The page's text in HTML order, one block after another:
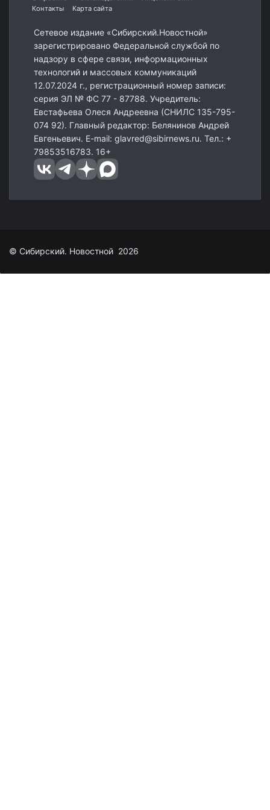
Контакты
Карта сайта
Сетевое издание «Сибирский.Новостной»
зарегистрировано Федеральной службой по
надзору в сфере связи, информационных
технологий и массовых коммуникаций
12.07.2024 г., регистрационный номер записи:
серия ЭЛ № ФС 77 - 87788. Учредитель:
Евстафьева Олеся Андреевна (СНИЛС 135-795-
074 92). Главный редактор: Белянинов Андрей
Евгеньевич. E-mail: glavred@sibirnews.ru. Тел.: +
79853516783. 16+
© Сибирский. Новостной 2026